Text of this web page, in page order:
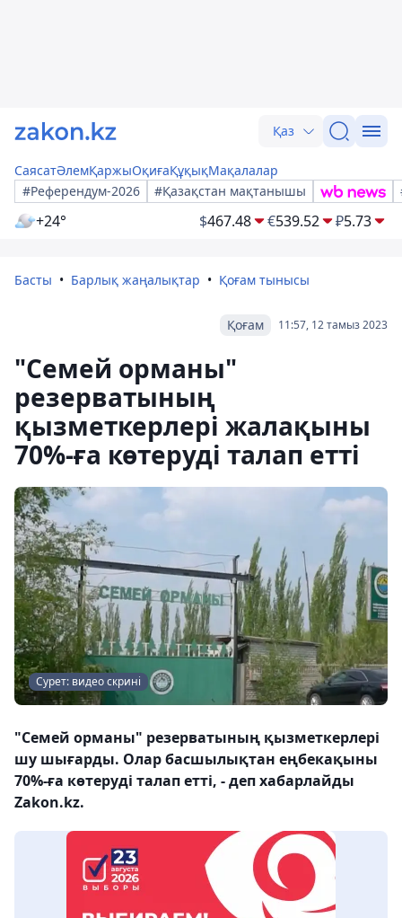
Қаз
СаясатӘлемҚаржыОқиғаҚұқықМақалалар
#Референдум-2026
#Қазақстан мақтанышы
+24° $467.48 €539.52 ₽5.73
Басты Барлық жаңалықтар Қоғам тынысы
11:57, 12 тамыз 2023
Қоғам
"Семей орманы"
резерватының
қызметкерлері жалақыны
70%-ға көтеруді талап етті
Сурет: видео скрині
"Семей орманы" резерватының қызметкерлері
шу шығарды. Олар басшылықтан еңбекақыны
70%-ға көтеруді талап етті, - деп хабарлайды
Zakon.kz.